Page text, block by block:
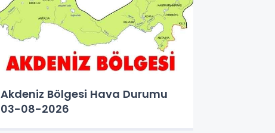
Akdeniz Bölgesi Hava Durumu
03-08-2026